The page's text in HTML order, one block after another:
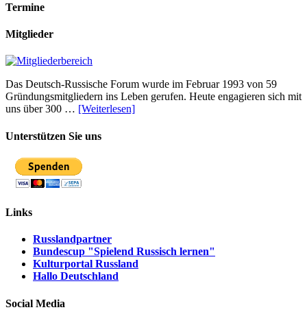
Termine
Mitglieder
Das Deutsch-Russische Forum wurde im Februar 1993 von 59
Gründungsmitgliedern ins Leben gerufen. Heute engagieren sich mit
uns über 300 … [Weiterlesen]
Unterstützen Sie uns
Links
Russlandpartner
Bundescup "Spielend Russisch lernen"
Kulturportal Russland
Hallo Deutschland
Social Media